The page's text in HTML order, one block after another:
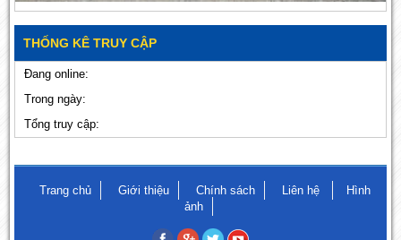
THỐNG KÊ TRUY CẬP
Đang online:
Trong ngày:
Tổng truy cập:
Trang chủ Giới thiệu Chính sách Liên hệ
Hình
ảnh